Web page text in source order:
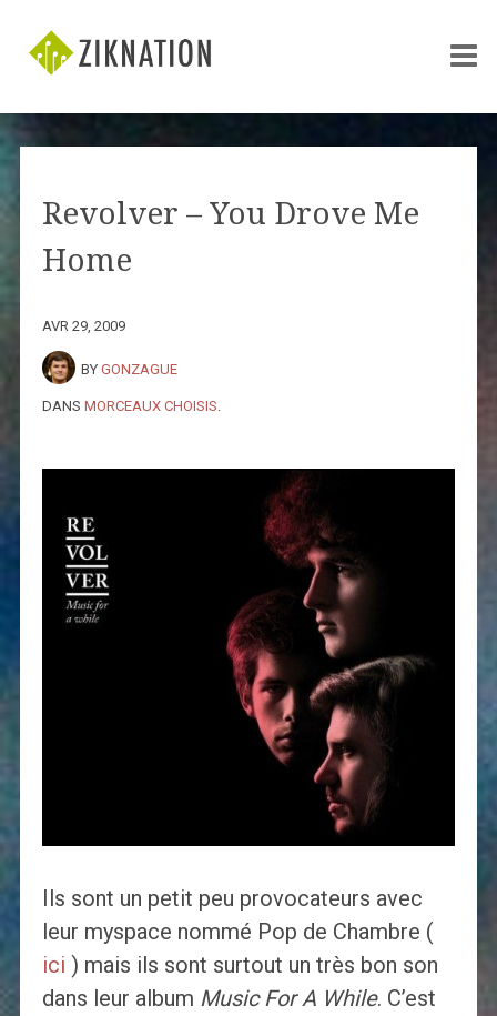
Revolver – You Drove Me
Home
AVR 29, 2009
BY GONZAGUE
DANS MORCEAUX CHOISIS
Ils sont un petit peu provocateurs avec
leur myspace nommé Pop de Chambre (
ici ) mais ils sont surtout un très bon son
dans leur album Music For A While. C’est